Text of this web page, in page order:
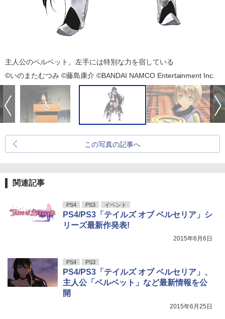
主人公のベルベット。左手には特別な力を宿している
©いのまたむつみ ©藤島康介 ©BANDAI NAMCO Entertainment Inc.
この写真の記事へ
関連記事
PS4 PS3 イベント
PS4/PS3「テイルズ オブ ベルセリア」シ
リーズ最新作発表!
2015年6月6日
PS4 PS3
PS4/PS3「テイルズ オブ ベルセリア」、
主人公「ベルベット」など最新情報を公
開
2015年6月25日